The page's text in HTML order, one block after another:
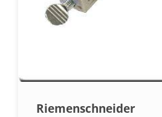
Riemenschneider